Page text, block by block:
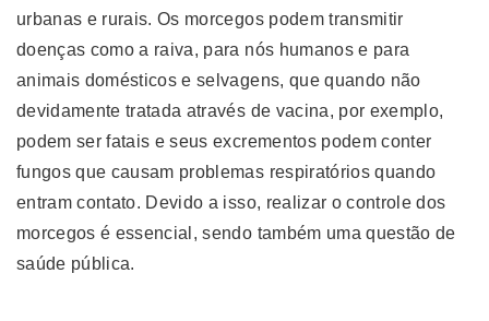
urbanas e rurais. Os morcegos podem transmitir
doenças como a raiva, para nós humanos e para
animais domésticos e selvagens, que quando não
devidamente tratada através de vacina, por exemplo,
podem ser fatais e seus excrementos podem conter
fungos que causam problemas respiratórios quando
entram contato. Devido a isso, realizar o controle dos
morcegos é essencial, sendo também uma questão de
saúde pública.